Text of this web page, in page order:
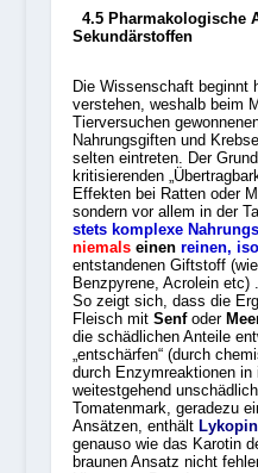
4.5 Pharmakologische
Sekundärstoffen
Die Wissenschaft beginnt
verstehen, weshalb beim
Tierversuchen
Nahrungsgiften und
selten eintreten. Der
kritisierenden
Effekten bei Ratten oder
sondern vor allem in der
stets komplexe
niemalseinenreinen,
entstandenen Giftstoff
Benzpyrene, Acrolein etc) .
So zeigt sich, dass die
Fleisch mit Senfoder
die schädlichen Anteile
„entschärfen“ (durch
durch Enzymreaktionen in
weitestgehend
Tomatenmark, geradezu
Ansätzen, enthält Lykopin
genauso wie das Karotin
braunen Ansatz nicht